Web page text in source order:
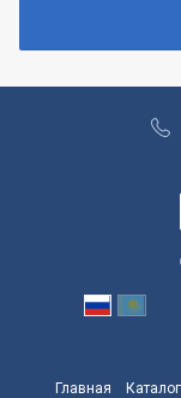
Главная